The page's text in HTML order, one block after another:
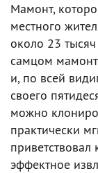
Мамонт,
местного
около 23
самцом
и, по всей
своего
можно
практически
эффектное